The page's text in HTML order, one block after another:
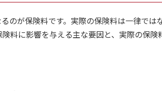
のが保険料です。実際の保険料は一律では
料に影響を与える主な要因と、実際の保